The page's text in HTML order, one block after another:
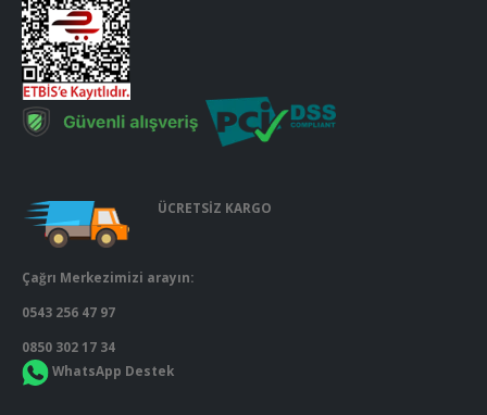
ÜCRETSİZ KARGO
Çağrı Merkezimizi arayın:
0543 256 47 97
0850 302 17 34
WhatsApp Destek